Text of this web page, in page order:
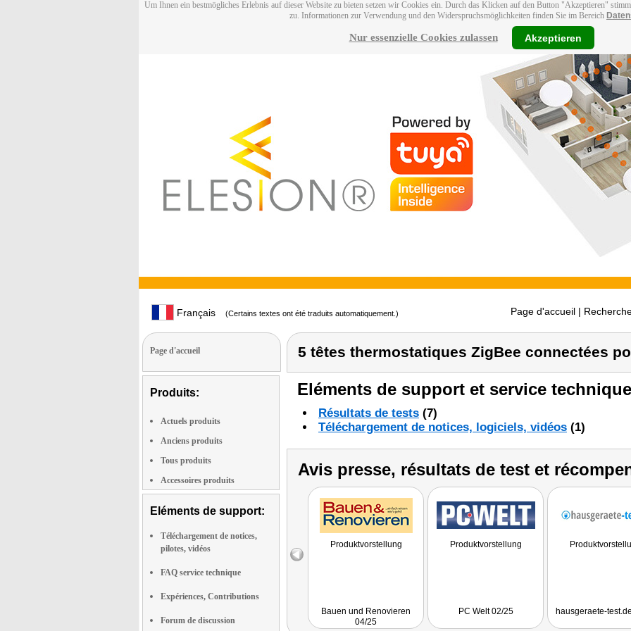
Um Ihnen ein bestmögliches Erlebnis auf dieser Website zu bieten setzen wir Cookies ein. Durch das Klicken auf den Button "Akzeptieren"
zu. Informationen zur Verwendung und den Widerspruchsmöglichkeiten finden Sie im Bereich
Nur essenzielle Cookies zulassen Akzeptieren
Français (Certains textes ont été traduits automatiquement.) Page d'accueil |
Page d'accueil
Produits:
Actuels produits
Anciens produits
Tous produits
Accessoires produits
Eléments de support:
Téléchargement de notices,
pilotes, vidéos
FAQ service technique
Expériences, Contributions
Forum de discussion
5 têtes thermostatiques ZigBee connectées
Eléments de support et service
Résultats de tests (7)
Téléchargement de notices, logiciels, vidéos (1)
Avis presse, résultats de test et
Produktvorstellung
Bauen und Renovieren
04/25
Produktvorstellung
PC Welt 02/25 hausgeraete-